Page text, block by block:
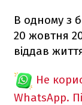
В одному з
20 жовтня
віддав
Не
WhatsApp.